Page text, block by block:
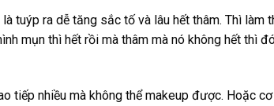
tuýp ra dễ tăng sắc tố và lâu hết thâm. Thì làm
mụn thì hết rồi mà thâm mà nó không hết thì
tiếp nhiều mà không thể makeup được. Hoặc